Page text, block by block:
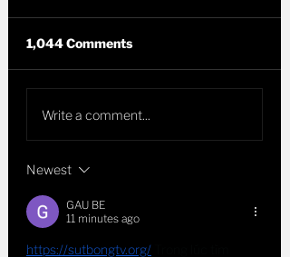
1,044 Comments
Write a comment...
Newest
GAU BE
11 minutes ago
https://sutbongtv.org/